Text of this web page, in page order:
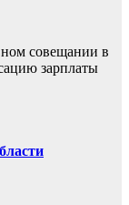
совещании в
зарплаты